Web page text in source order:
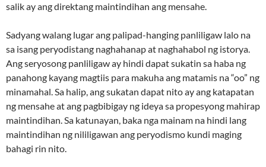
salik ay ang direktang maintindihan ang mensahe.
Sadyang walang lugar ang palipad-hanging panliligaw lalo na
sa isang peryodistang naghahanap at naghahabol ng istorya.
Ang seryosong panliligaw ay hindi dapat sukatin sa haba ng
panahong kayang magtiis para makuha ang matamis na “oo” ng
minamahal. Sa halip, ang sukatan dapat nito ay ang katapatan
ng mensahe at ang pagbibigay ng ideya sa propesyong mahirap
maintindihan. Sa katunayan, baka nga mainam na hindi lang
maintindihan ng nililigawan ang peryodismo kundi maging
bahagi rin nito.